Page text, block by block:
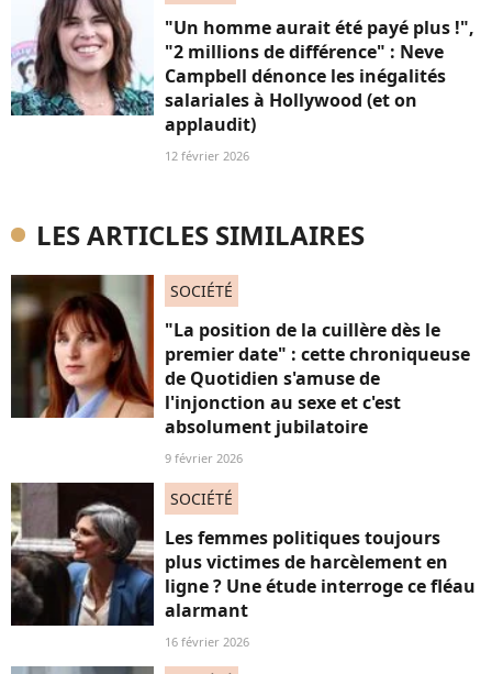
"Un homme aurait été payé plus !",
"2 millions de différence" : Neve
Campbell dénonce les inégalités
salariales à Hollywood (et on
applaudit)
12 février 2026
LES ARTICLES SIMILAIRES
SOCIÉTÉ
"La position de la cuillère dès le
premier date" : cette chroniqueuse
de Quotidien s'amuse de
l'injonction au sexe et c'est
absolument jubilatoire
9 février 2026
SOCIÉTÉ
Les femmes politiques toujours
plus victimes de harcèlement en
ligne ? Une étude interroge ce fléau
alarmant
16 février 2026